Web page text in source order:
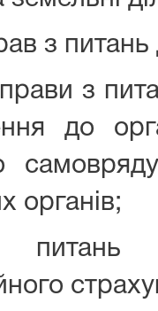
з
з
до
органів;